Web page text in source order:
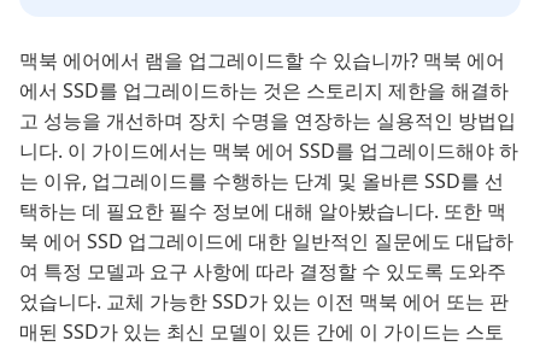
맥북 에어에서 램을 업그레이드할 수 있습니까? 맥북 에어
에서 SSD를 업그레이드하는 것은 스토리지 제한을 해결하
고 성능을 개선하며 장치 수명을 연장하는 실용적인 방법입
니다. 이 가이드에서는 맥북 에어 SSD를 업그레이드해야 하
는 이유, 업그레이드를 수행하는 단계 및 올바른 SSD를 선
택하는 데 필요한 필수 정보에 대해 알아봤습니다. 또한 맥
북 에어 SSD 업그레이드에 대한 일반적인 질문에도 대답하
여 특정 모델과 요구 사항에 따라 결정할 수 있도록 도와주
었습니다. 교체 가능한 SSD가 있는 이전 맥북 에어 또는 판
매된 SSD가 있는 최신 모델이 있든 간에 이 가이드는 스토